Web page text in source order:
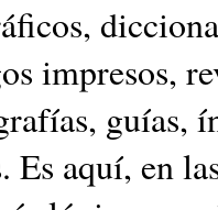
impresos,
guías,
aquí, en